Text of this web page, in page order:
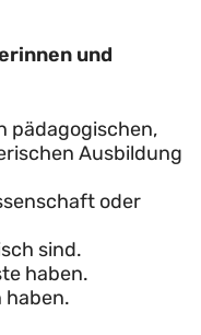
und
pädagogischen,
Ausbildung
oder
sind.
haben.
haben.